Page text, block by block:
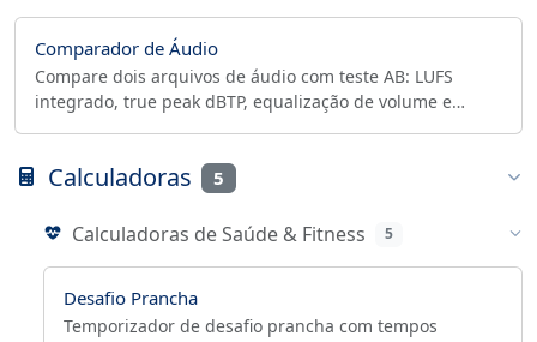
Comparador de Áudio
Compare dois arquivos de áudio com teste AB: LUFS
integrado, true peak dBTP, equalização de volume e
Calculadoras 5
Calculadoras de Saúde & Fitness 5
Desafio Prancha
Temporizador de desafio prancha com tempos